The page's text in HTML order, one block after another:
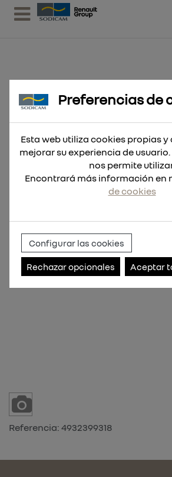
Broca SDS-Plus M2
Referencia: 4932399318
Preferencias de
Esta web utiliza cookies propias y
mejorar su experiencia de
nos permite
Encontrará más información en
de cookies
Configurar las cookies
Rechazar opcionales Aceptar